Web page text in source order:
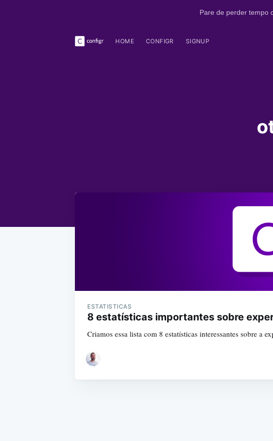
Pare de perder tempo
HOME CONFIGR SIGNUP
ESTATISTICAS
8 estatísticas importantes sobre
Criamos essa lista com 8 estatísticas interessantes sobre a